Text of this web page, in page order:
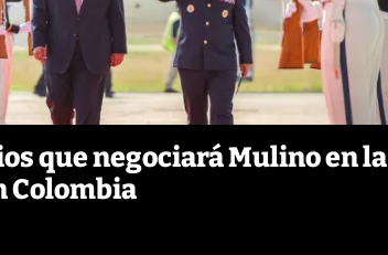
que negociará Mulino en la
Colombia